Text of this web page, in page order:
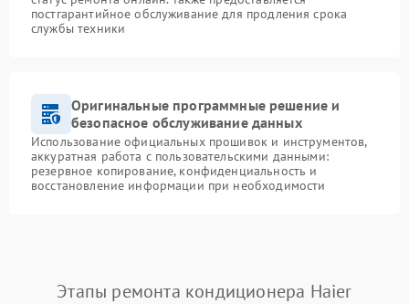
постгарантийное обслуживание для продления срока
службы техники
Оригинальные программные решение и
безопасное обслуживание данных
Использование официальных прошивок и инструментов,
аккуратная работа с пользовательскими данными:
резервное копирование, конфиденциальность и
восстановление информации при необходимости
Этапы ремонта кондиционера Haier